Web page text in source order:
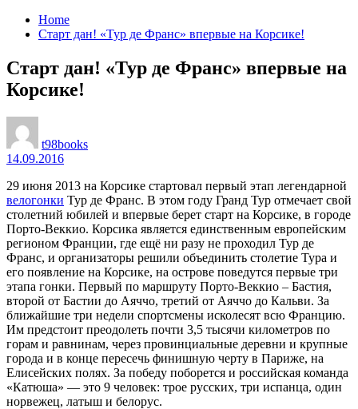
Home
Старт дан! «Тур де Франс» впервые на Корсике!
Старт дан! «Тур де Франс» впервые на
Корсике!
t98books
14.09.2016
29 июня 2013 на Корсике стартовал первый этап легендарной
велогонки Тур де Франс. В этом году Гранд Тур отмечает свой
столетний юбилей и впервые берет старт на Корсике, в городе
Порто-Веккио. Корсика является единственным европейским
регионом Франции, где ещё ни разу не проходил Тур де
Франс, и организаторы решили объединить столетие Тура и
его появление на Корсике, на острове поведутся первые три
этапа гонки. Первый по маршруту Порто-Веккио – Бастия,
второй от Бастии до Аяччо, третий от Аяччо до Кальви. За
ближайшие три недели спортсмены исколесят всю Францию.
Им предстоит преодолеть почти 3,5 тысячи километров по
горам и равнинам, через провинциальные деревни и крупные
города и в конце пересечь финишную черту в Париже, на
Елисейских полях. За победу поборется и российская команда
«Катюша» — это 9 человек: трое русских, три испанца, один
норвежец, латыш и белорус.